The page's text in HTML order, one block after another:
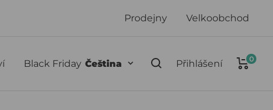
Prodejny Velkoobchod
Black Friday Jazyk
Čeština Přihlášení 0